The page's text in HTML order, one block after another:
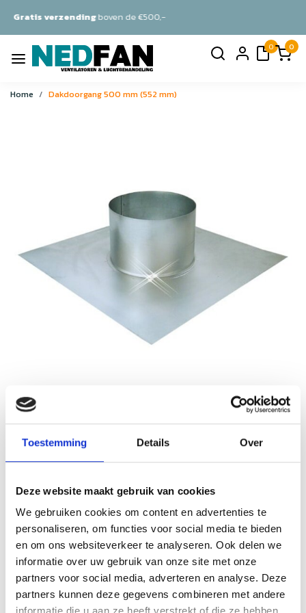
Toestemming Details Over
Deze website maakt gebruik van cookies
We gebruiken cookies om content en advertenties te
personaliseren, om functies voor social media te bieden
en om ons websiteverkeer te analyseren. Ook delen we
informatie over uw gebruik van onze site met onze
partners voor social media, adverteren en analyse. Deze
partners kunnen deze gegevens combineren met andere
de €500,-
0 0
Home Dakdoorgang 500 mm (552 mm)
Nedfan.NL
Dakdoorgang 500 mm (552 mm)
Schrijf je eigen review
Aantal
Toevoegen aan winkelwagen
Toevoegen aan offerte